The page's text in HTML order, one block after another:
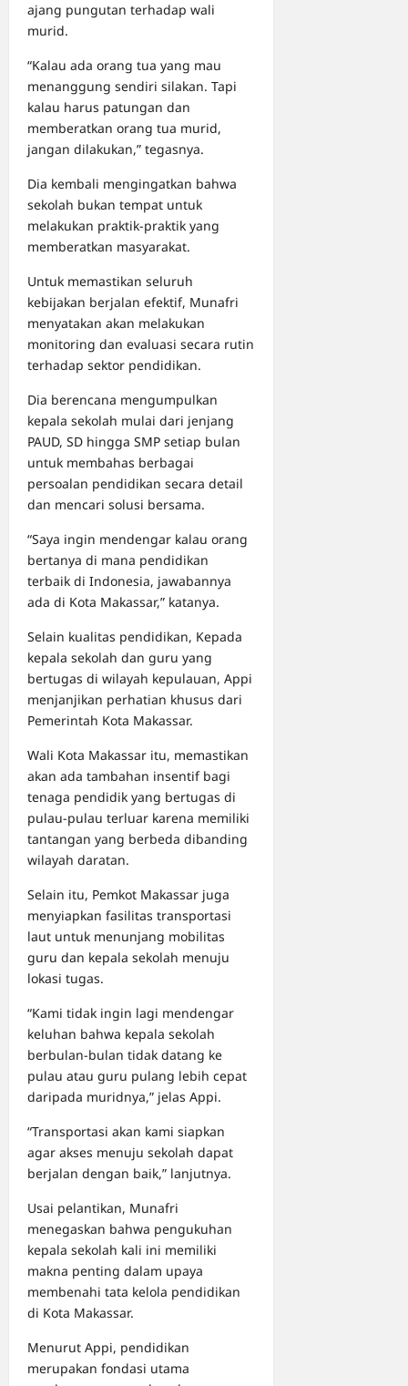
ajang pungutan terhadap wali
murid.
“Kalau ada orang tua yang mau
menanggung sendiri silakan. Tapi
kalau harus patungan dan
memberatkan orang tua murid,
jangan dilakukan,” tegasnya.
Dia kembali mengingatkan bahwa
sekolah bukan tempat untuk
melakukan praktik-praktik yang
memberatkan masyarakat.
Untuk memastikan seluruh
kebijakan berjalan efektif, Munafri
menyatakan akan melakukan
monitoring dan evaluasi secara rutin
terhadap sektor pendidikan.
Dia berencana mengumpulkan
kepala sekolah mulai dari jenjang
PAUD, SD hingga SMP setiap bulan
untuk membahas berbagai
persoalan pendidikan secara detail
dan mencari solusi bersama.
“Saya ingin mendengar kalau orang
bertanya di mana pendidikan
terbaik di Indonesia, jawabannya
ada di Kota Makassar,” katanya.
Selain kualitas pendidikan, Kepada
kepala sekolah dan guru yang
bertugas di wilayah kepulauan, Appi
menjanjikan perhatian khusus dari
Pemerintah Kota Makassar.
Wali Kota Makassar itu, memastikan
akan ada tambahan insentif bagi
tenaga pendidik yang bertugas di
pulau-pulau terluar karena memiliki
tantangan yang berbeda dibanding
wilayah daratan.
Selain itu, Pemkot Makassar juga
menyiapkan fasilitas transportasi
laut untuk menunjang mobilitas
guru dan kepala sekolah menuju
lokasi tugas.
“Kami tidak ingin lagi mendengar
keluhan bahwa kepala sekolah
berbulan-bulan tidak datang ke
pulau atau guru pulang lebih cepat
daripada muridnya,” jelas Appi.
“Transportasi akan kami siapkan
agar akses menuju sekolah dapat
berjalan dengan baik,” lanjutnya.
Usai pelantikan, Munafri
menegaskan bahwa pengukuhan
kepala sekolah kali ini memiliki
makna penting dalam upaya
membenahi tata kelola pendidikan
di Kota Makassar.
Menurut Appi, pendidikan
merupakan fondasi utama